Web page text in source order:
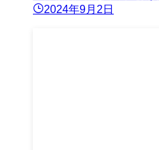
2024年9月2日